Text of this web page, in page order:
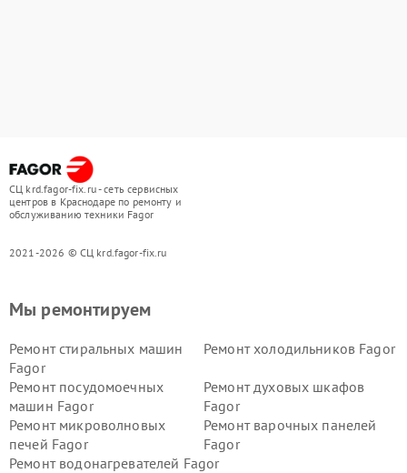
СЦ krd.fagor-fix.ru - сеть сервисных
центров в Краснодаре по ремонту и
обслуживанию техники Fagor
2021-2026 © СЦ krd.fagor-fix.ru
Мы ремонтируем
Ремонт стиральных машин
Fagor
Ремонт холодильников Fagor
Ремонт посудомоечных
машин Fagor
Ремонт духовых шкафов
Fagor
Ремонт микроволновых
печей Fagor
Ремонт варочных панелей
Fagor
Ремонт водонагревателей Fagor